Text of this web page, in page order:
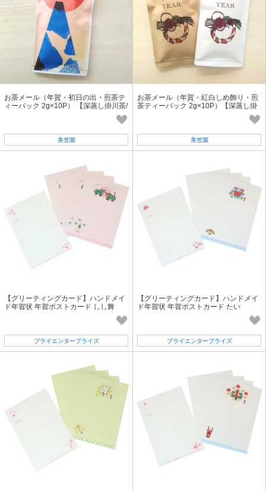
お茶メール（年賀・初日の出・煎茶テ
ィーバック 2g×10P） 【深蒸し掛川茶/
美笠園
お茶メール（年賀・紅白しめ飾り・煎
茶ティーバック 2g×10P）【深蒸し掛
美笠園
【グリーティングカード】ハンドメイ
ド年賀状 年賀ポストカード しし舞
ブライエンタープライズ
【グリーティングカード】ハンドメイ
ド年賀状 年賀ポストカード たい
ブライエンタープライズ